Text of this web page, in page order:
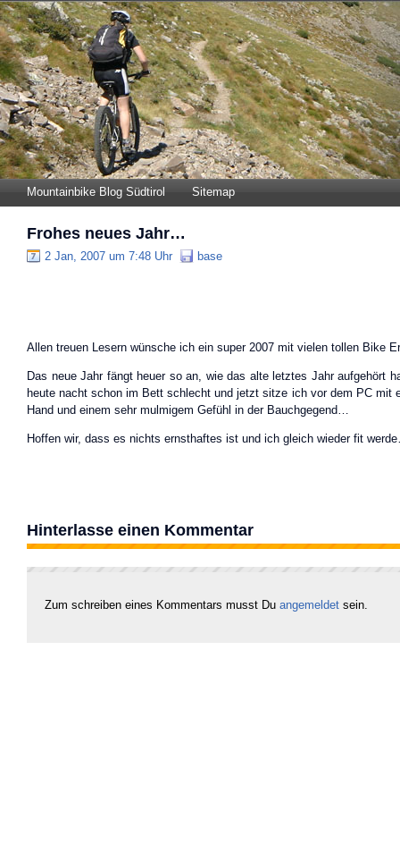
Mountainbike Blog Südtirol Sitemap
Frohes neues Jahr…
2 Jan, 2007 um 7:48 Uhr base
Allen treuen Lesern wünsche ich ein super 2007 mit vielen tollen Bike
Das neue Jahr fängt heuer so an, wie das alte letztes Jahr aufgehört
heute nacht schon im Bett schlecht und jetzt sitze ich vor dem PC mit
Hand und einem sehr mulmigem Gefühl in der Bauchgegend…
Hoffen wir, dass es nichts ernsthaftes ist und ich gleich wieder fit
Hinterlasse einen Kommentar
Zum schreiben eines Kommentars musst Du angemeldet sein.